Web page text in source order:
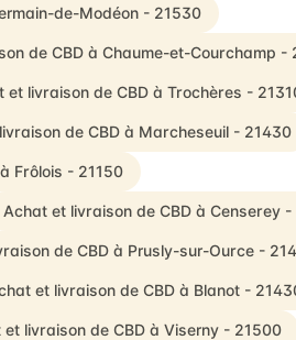
de-Modéon - 21530
de CBD à Chaume-et-Courchamp -
et livraison de CBD à Trochères -
de CBD à Marcheseuil - 21430
Frôlois - 21150
Achat et livraison de CBD à Censerey
de CBD à Prusly-sur-Ource -
et livraison de CBD à Blanot -
et livraison de CBD à Viserny - 21500